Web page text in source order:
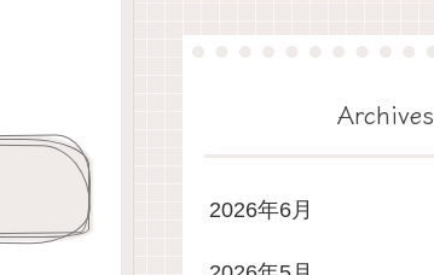
Archives
2026年6月